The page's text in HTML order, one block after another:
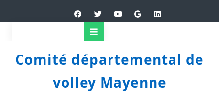
Comité départemental de
volley Mayenne